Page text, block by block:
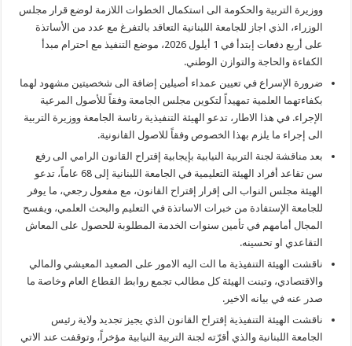
ووزيرة التربية والحكومة الى استكمال الخطوات اللازمة لوضع قرار مجلس
الوزراء، الذي اجاز للجامعة اللبنانية التعاقد بالتفرغ مع عدد من الأساتذة
على أربع دفعات إبتدأ في 1 أيلول 2026، موضع التنفيذ مع احترام مبدأ
الكفاءة والحاجة والتوازن الوطني.
ضرورة الإسراع في تعيين عمداء أصيلين إضافة الى شخصيتين مشهود لهما
بكفاءتهما العلمية تمهيداً لتكوين مجلس الجامعة وفقاً للأصول المرعية
الإجراء. في هذا الاطار، تدعو الهيئة التنفيذية رئاسة الجامعة ووزيرة التربية
الى إجراء ما يلزم بهذا الخصوص وفقاً للاصول القانونية.
بعد مناقشة لجنة التربية النيابية بإيجابية إقتراح القانون الرامي الى رفع
سن تقاعد أفراد الهيئة التعليمية في الجامعة اللبنانية إلى 68 عاماً، تدعو
الهيئة مجلس النواب الى إقرار إقتراح القانون، مع مفعول رجعي، ما يوفر
للجامعة الإستفادة من خبرات الاساتذة في التعليم والبحث العلمي، ويفسح
المجال أمامهم في تأمين سنوات الخدمة المطلوبة للحصول على المعاش
التقاعدي او تحسينه.
ناقشت الهيئة التنفيذية ما الت اليه الامور على الصعيد المعيشي والمالي
والاقتصادي، وتبنت الهيئة كل مطالب تجمع روابط القطاع العام وخاصة ما
صدر عنه في بيانه الاخير.
ناقشت الهيئة التنفيذية إقتراح القانون الذي يجيز تجديد ولاية رئيس
الجامعة اللبنانية والذي أقرّته لجنة التربية النيابية مؤخراً، وتوقفت عند الاتي